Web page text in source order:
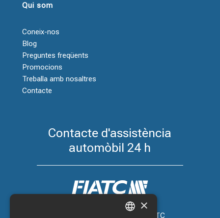
Qui som
Coneix-nos
Blog
Preguntes freqüents
Promocions
Treballa amb nosaltres
Contacte
Contacte d'assistència
automòbil 24 h
Assegurança de cotxe amb FIATC
×